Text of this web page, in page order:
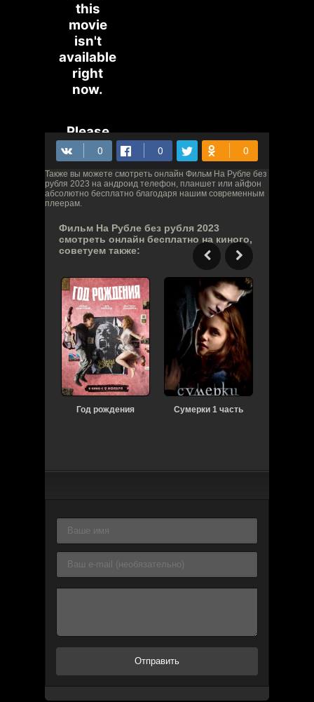
Также вы можете смотреть онлайн Фильм На Рубле без
рубля 2023 на андроид телефон, планшет или айфон
абсолютно бесплатно благодаря нашим современным
плеерам.
Фильм На Рубле без рубля 2023
смотреть онлайн бесплатно на киного,
советуем также:
Год рождения Сумерки 1 часть
Отправить